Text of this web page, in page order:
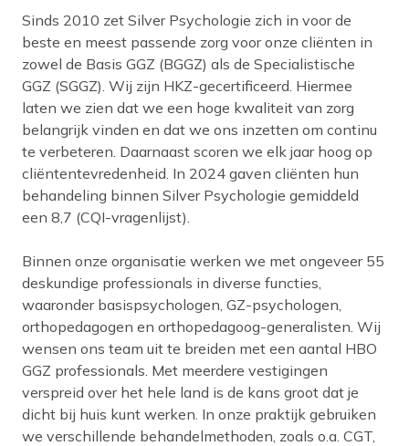
Sinds 2010 zet Silver Psychologie zich in voor de
beste en meest passende zorg voor onze cliënten in
zowel de Basis GGZ (BGGZ) als de Specialistische
GGZ (SGGZ). Wij zijn HKZ-gecertificeerd. Hiermee
laten we zien dat we een hoge kwaliteit van zorg
belangrijk vinden en dat we ons inzetten om continu
te verbeteren. Daarnaast scoren we elk jaar hoog op
cliëntentevredenheid. In 2024 gaven cliënten hun
behandeling binnen Silver Psychologie gemiddeld
een 8,7 (CQI-vragenlijst).
Binnen onze organisatie werken we met ongeveer 55
deskundige professionals in diverse functies,
waaronder basispsychologen, GZ-psychologen,
orthopedagogen en orthopedagoog-generalisten. Wij
wensen ons team uit te breiden met een aantal HBO
GGZ professionals. Met meerdere vestigingen
verspreid over het hele land is de kans groot dat je
dicht bij huis kunt werken. In onze praktijk gebruiken
we verschillende behandelmethoden, zoals o.a. CGT,